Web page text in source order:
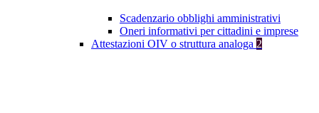
Scadenzario obblighi amministrativi
Oneri informativi per cittadini e imprese
Attestazioni OIV o struttura analoga 2